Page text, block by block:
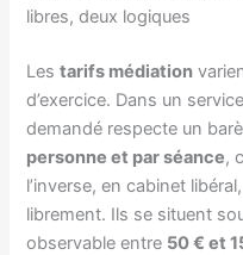
libres, deux logiques
Lestarifs médiation
d’exercice. Dans un
demandé respecte un
personne et par séance,
l’inverse, en cabinet
librement. Ils se situent
observable entre 50 € et